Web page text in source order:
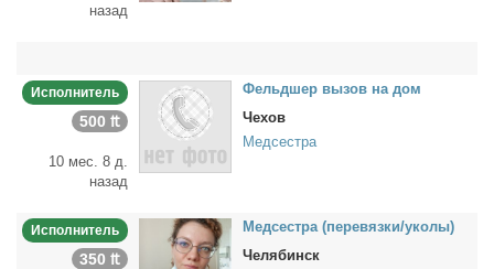
назад
Исполнитель
500 ₶
10 мес. 8 д.
назад
Фельд­шер вы­зов на дом
Чехов
Медсестра
Исполнитель
350 ₶
Мед­сест­ра (пе­ре­вяз­ки/уко­лы)
Челябинск